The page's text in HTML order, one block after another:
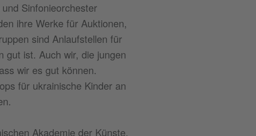
Sinfonieorchester
ihre Werke für Auktionen,
sind Anlaufstellen für
gut ist. Auch wir, die jungen
wir es gut können.
für ukrainische Kinder an
Akademie der Künste,